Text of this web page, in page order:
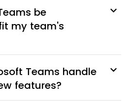
be
my team's
Teams handle
features?